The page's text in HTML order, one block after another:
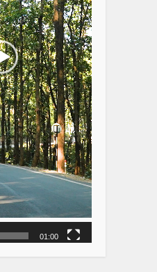
01:00